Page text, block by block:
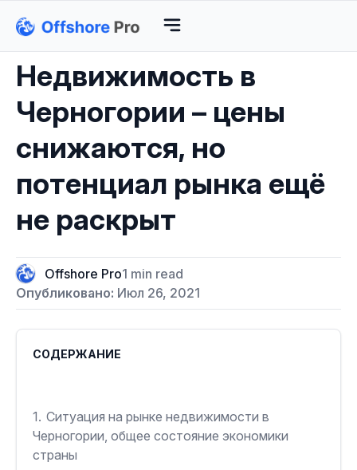
Недвижимость в
Черногории – цены
снижаются, но
потенциал рынка ещё
не раскрыт
Offshore Pro1 min read
Опубликовано: Июл 26, 2021
СОДЕРЖАНИЕ
1. Ситуация на рынке недвижимости в
Черногории, общее состояние экономики
страны